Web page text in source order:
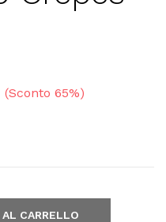
Sconto 65%
CARRELLO